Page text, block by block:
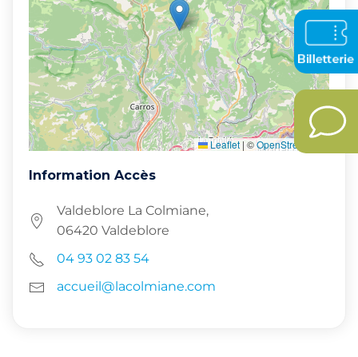
Leaflet | ©OpenStreetMap
Information Accès
Valdeblore La Colmiane,
06420 Valdeblore
04 93 02 83 54
accueil@lacolmiane.com